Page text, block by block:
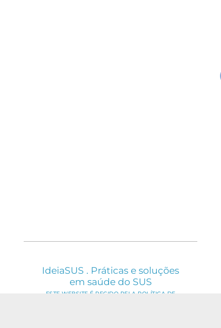
IdeiaSUS . Práticas e soluções
em saúde do SUS
ESTE WEBSITE É REGIDO PELA POLÍTICA DE